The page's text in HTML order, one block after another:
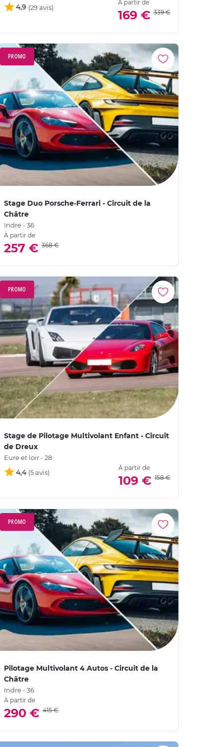
4,9
À partir de
169 € 339 €
PROMO
Stage Duo Porsche-Ferrari - Circuit de la
Châtre
Indre - 36
À partir de
257 € 368 €
PROMO
Stage de Pilotage Multivolant Enfant - Circuit
de Dreux
Eure et loir - 28
4,4
À partir de
109 € 158 €
PROMO
Pilotage Multivolant 4 Autos - Circuit de la
Châtre
Indre - 36
À partir de
290 € 415 €